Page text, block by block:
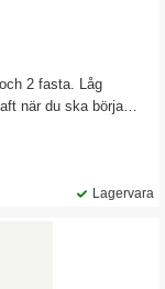
2 fasta. Låg
när du ska börja
Lagervara